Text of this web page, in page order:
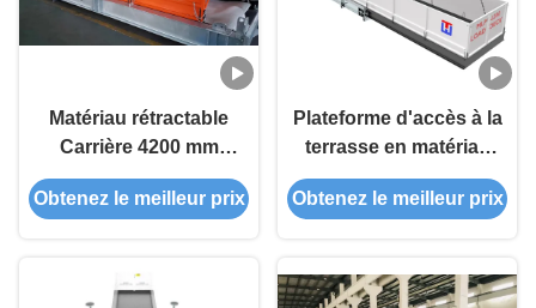
Matériau rétractable
Carrière 4200 mm
Largeur Plateformes de
chargement de
Obtenez le meilleur prix
Plateforme d'accès à la
terrasse en matériau
rétractable de 2800 mm
de largeur MLP2800
Obtenez le meilleur prix